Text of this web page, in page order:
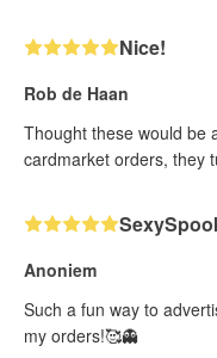
Nice!
Rob de Haan
Thought these would be
cardmarket orders, they
Anoniem
Such a fun way to
my orders!🥰👻